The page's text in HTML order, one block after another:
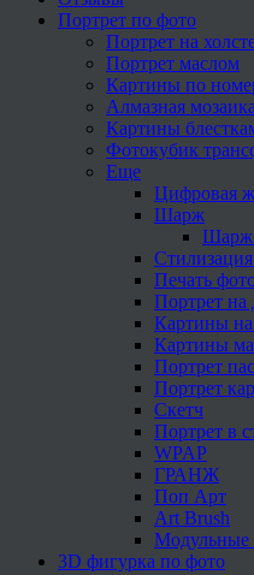
Портрет по фото
Портрет на
Портрет маслом
Картины по
Алмазная
Картины
Фотокубик
Еще
Цифровая
Шарж
Шарж
Печать
Портрет на
Картины на
Картины
Портрет
Портрет
Скетч
Портрет в
WPAP
ГРАНЖ
Поп Арт
Art Brush
Модульные
3D фигурка по фото